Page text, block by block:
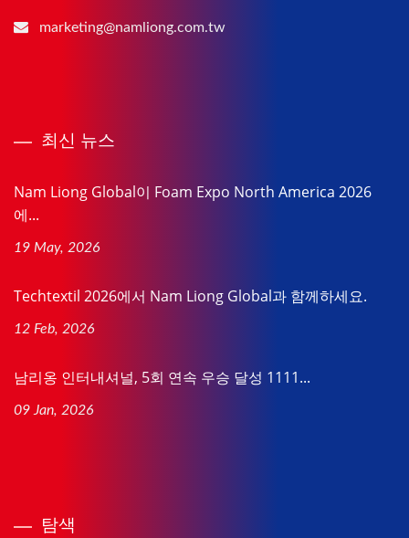
marketing@namliong.com.tw
최신 뉴스
Nam Liong Global이 Foam Expo North America 2026
에...
19 May, 2026
Techtextil 2026에서 Nam Liong Global과 함께하세요.
12 Feb, 2026
남리옹 인터내셔널, 5회 연속 우승 달성 1111...
09 Jan, 2026
탐색